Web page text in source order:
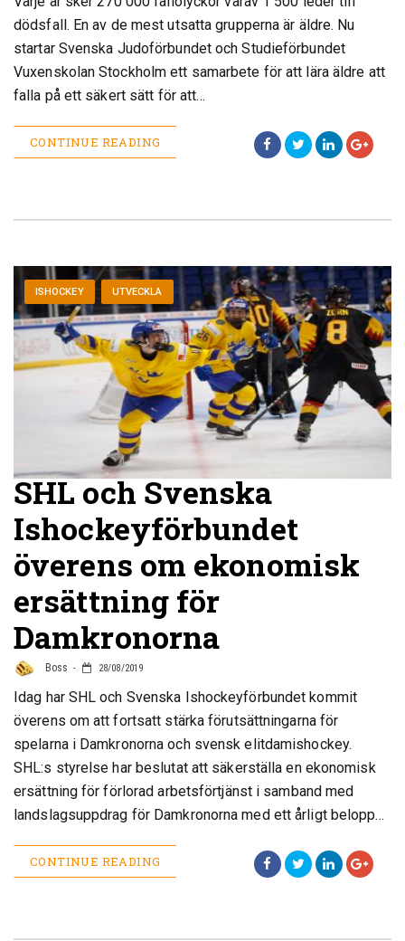
dödsfall. En av de mest utsatta grupperna är äldre. Nu
startar Svenska Judoförbundet och Studieförbundet
Vuxenskolan Stockholm ett samarbete för att lära äldre att
falla på ett säkert sätt för att…
CONTINUE READING
ISHOCKEY UTVECKLA
SHL och Svenska
Ishockeyförbundet
överens om ekonomisk
ersättning för
Damkronorna
Boss 28/08/2019
Idag har SHL och Svenska Ishockeyförbundet kommit
överens om att fortsatt stärka förutsättningarna för
spelarna i Damkronorna och svensk elitdamishockey.
SHL:s styrelse har beslutat att säkerställa en ekonomisk
ersättning för förlorad arbetsförtjänst i samband med
landslagsuppdrag för Damkronorna med ett årligt belopp…
CONTINUE READING